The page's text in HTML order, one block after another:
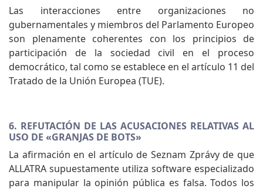
Las interacciones entre organizaciones no
gubernamentales y miembros del Parlamento Europeo
son plenamente coherentes con los principios de
participación de la sociedad civil en el proceso
democrático, tal como se establece en el artículo 11 del
Tratado de la Unión Europea (TUE).
6. REFUTACIÓN DE LAS ACUSACIONES RELATIVAS AL
USO DE «GRANJAS DE BOTS»
La afirmación en el artículo de Seznam Zprávy de que
ALLATRA supuestamente utiliza software especializado
para manipular la opinión pública es falsa. Todos los